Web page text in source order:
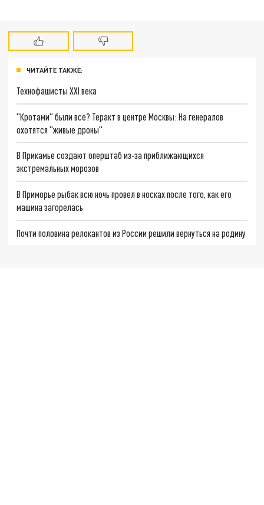
ЧИТАЙТЕ ТАКЖЕ:
Технофашисты XXI века
"Кротами" были все? Теракт в центре Москвы: На генералов
охотятся "живые дроны"
В Прикамье создают оперштаб из-за приближающихся
экстремальных морозов
В Приморье рыбак всю ночь провел в носках после того, как его
машина загорелась
Почти половина релокантов из России решили вернуться на родину